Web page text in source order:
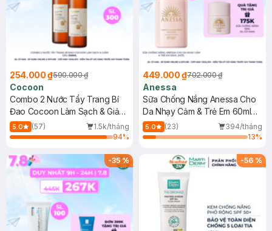
254.000 ₫590.000 ₫
Cocoon
Combo 2 Nước Tẩy Trang Bí
Đao Cocoon Làm Sạch & Giảm
Dầu 500ml
5.0 (57)
1.5k/tháng
94%
449.000 ₫702.000 ₫
Anessa
Sữa Chống Nắng Anessa Cho
Da Nhạy Cảm & Trẻ Em 60ml
(Mới)
5.0 (23)
394/tháng
13%
-35% -56 %